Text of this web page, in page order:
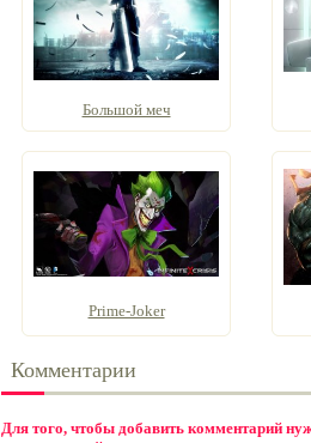
Большой меч
Prime-Joker
Комментарии
Для того, чтобы добавить комментарий